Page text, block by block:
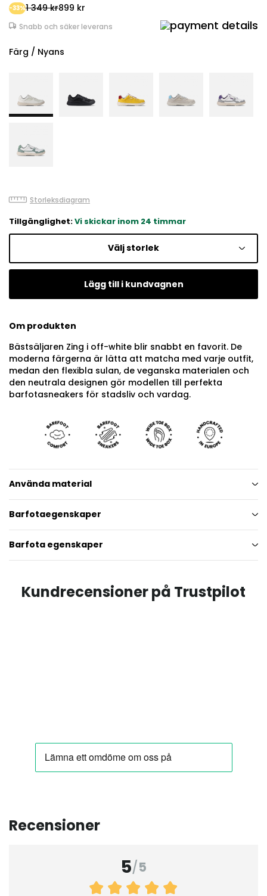
899 kr
-33%1 349 kr
Snabb och säker leverans
Färg / Nyans
Storleksdiagram
Tillgänglighet:Vi skickar inom 24 timmar
Välj storlek
Lägg till i kundvagnen
Om produkten
Bästsäljaren Zing i off-white blir snabbt en favorit. De
moderna färgerna är lätta att matcha med varje outfit,
medan den flexibla sulan, de veganska materialen och
den neutrala designen gör modellen till perfekta
barfotasneakers för stadsliv och vardag.
Använda material
Barfotaegenskaper
Barfota egenskaper
Kundrecensioner på Trustpilot
Recensioner
5/5